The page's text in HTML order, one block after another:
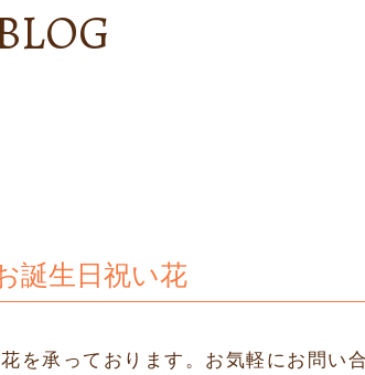
誕生日祝い花
を承っております。お気軽にお問い